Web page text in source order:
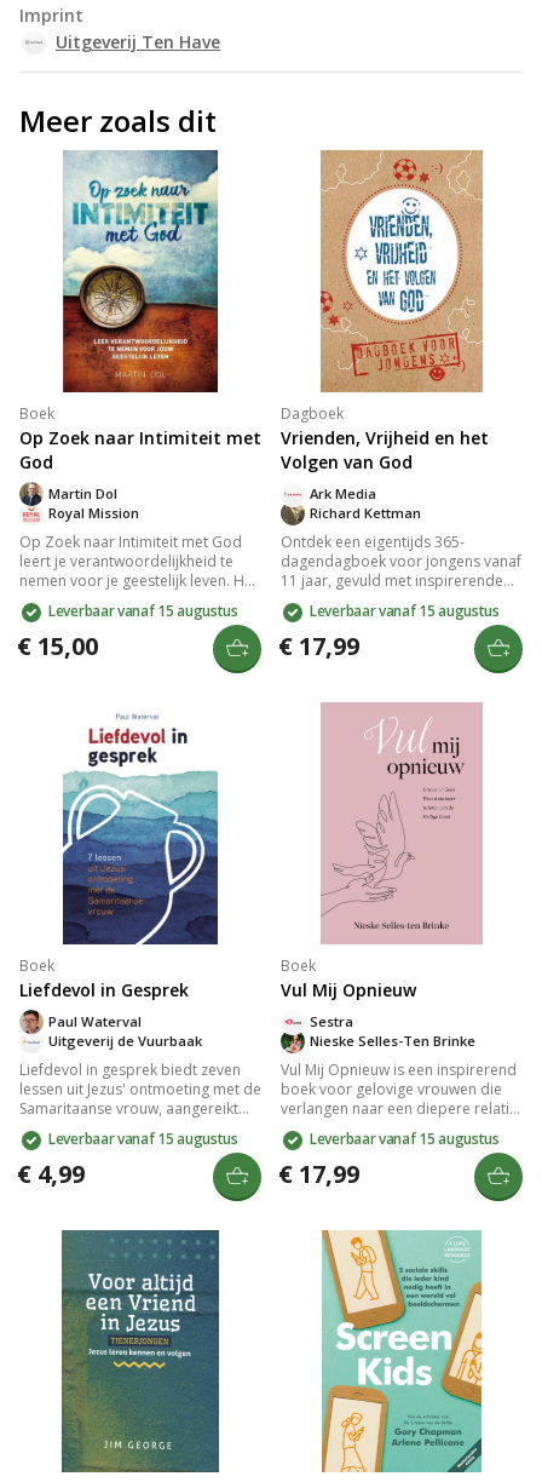
Imprint
Uitgeverij Ten Have
Meer zoals dit
Boek
Op Zoek naar Intimiteit met
God
Royal Mission
Martin Dol
Op Zoek naar Intimiteit met God
leert je verantwoordelijkheid te
nemen voor je geestelijk leven. Het
biedt praktische inzichten en
principes om een diepere relatie
met God te ontwikkelen. Dit boek
stimuleert je om bewuste keuzes te
maken en authentiek in je geloof te
iedereen die zijn spirituele reis wil
verdiepen.
Leverbaar vanaf 15 augustus
€ 15,00
Dagboek
Vrienden, Vrijheid en het
Volgen van God
Richard Kettman
Ark Media
Ontdek een eigentijds 365-
dagendagboek voor jongens vanaf
11 jaar, gevuld met inspirerende
bijbelteksten en korte stukken over
relevante thema's zoals
vriendschap, keuzes maken en
vergeving. Met een stoere
vormgeving en praktische inhoud
jongeren helpt hun geloof te
Leverbaar vanaf 15 augustus
€ 17,99
Boek
Liefdevol in Gesprek
Uitgeverij de Vuurbaak
Paul Waterval
Liefdevol in gesprek biedt zeven
lessen uit Jezus' ontmoeting met de
Samaritaanse vrouw, aangereikt
door Paul Waterval. Dit compacte
en praktische boek helpt je groeien
in liefdevolle communicatie, ideaal
voor persoonlijke studie of
woorden te bemoedigen.
Leverbaar vanaf 15 augustus
€ 4,99
Boek
Vul Mij Opnieuw
Nieske Selles-Ten Brinke
Sestra
Vul Mij Opnieuw is een inspirerend
boek voor gelovige vrouwen die
verlangen naar een diepere relatie
met de Heilige Geest. Met
bijbelgetrouwe inzichten en
praktische lessen leer je over de
kracht van de Geest, de vruchten
en gaven die Hij schenkt. Dit boek
persoonlijke groei en is ideaal
voor vrouwenkringen en
bijbelstudies. Verrijk je geestelijke
reis en ervaar de liefde en wijsheid
van Gods Woord.
Leverbaar vanaf 15 augustus
€ 17,99